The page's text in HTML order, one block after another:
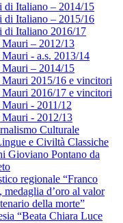
di Italiano – 2014/15
di Italiano – 2015/16
di Italiano 2016/17
– 2012/13
- a.s. 2013/14
– 2014/15
2015/16 e vincitori
2016/17 e vincitori
- 2011/12
- 2012/13
Culturale
e Civiltà Classiche
Gioviano Pontano da
regionale “Franco
d’oro al valor
della morte”
“Beata Chiara Luce